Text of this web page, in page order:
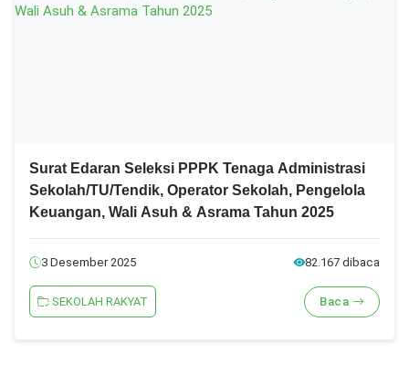
Surat Edaran Seleksi PPPK Tenaga Administrasi
Sekolah/TU/Tendik, Operator Sekolah, Pengelola
Keuangan, Wali Asuh & Asrama Tahun 2025
3 Desember 2025 82.167 dibaca
SEKOLAH RAKYAT Baca